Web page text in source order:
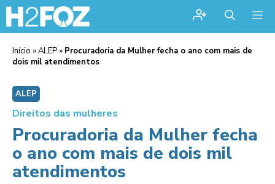
Início »ALEP » Procuradoria da Mulher fecha o ano com mais de
dois mil atendimentos
ALEP
Direitos das mulheres
Procuradoria da Mulher fecha
o ano com mais de dois mil
atendimentos